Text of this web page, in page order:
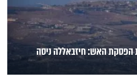
הפסקת האש: חיזבאללה ניסה